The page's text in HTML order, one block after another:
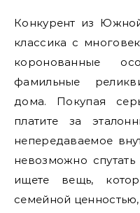
Конкурент из
классика с
коронованные
фамильные
дома. Покупая
платите за
непередаваемое
невозможно
ищете вещь,
семейной